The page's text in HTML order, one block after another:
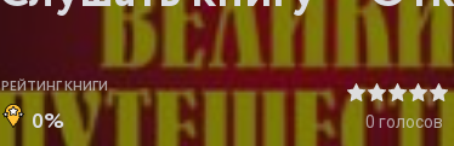
РЕЙТИНГ КНИГИ
0% 0 голосов